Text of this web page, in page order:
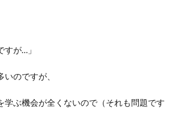
すが…」
のですが、
学ぶ機会が全くないので（それも問題です